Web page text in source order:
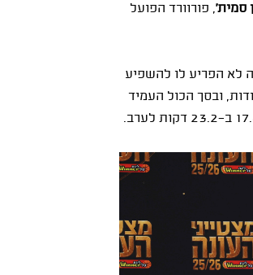
סמית', פורוורד הפועל
אבל זה לא הפריע לו להשפיע
בנקודות, ובסך הכול העמיד